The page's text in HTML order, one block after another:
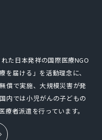
た日本発祥の国際医療NGO
を届ける」を活動理念に、
償で実施、大規模災害が発
内では小児がんの子どもの
者派遣を行っています。